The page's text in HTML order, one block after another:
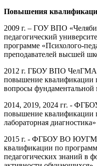
Повышения
2009 г. – ГОУ ВПО
педагогический
программе «Психолого-
преподавателей высшей
2012 г. ГБОУ ВПО ЧелГМА
повышение квалификации
вопросы
2014, 2019, 2024 гг. -
повышение квалификации
лабораторная диагностика»
2015 г. - ФГБОУ ВО
квалификации по
педагогических знаний в